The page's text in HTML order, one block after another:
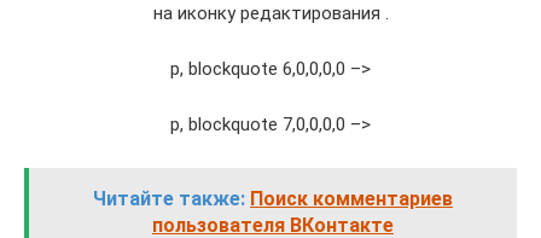
на иконку редактирования .
p, blockquote 6,0,0,0,0 –>
p, blockquote 7,0,0,0,0 –>
Читайте также: Поиск комментариев
пользователя ВКонтакте